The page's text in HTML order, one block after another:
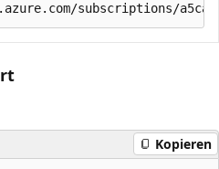
Kopieren